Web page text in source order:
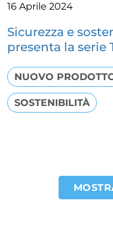
16 Aprile 2024
Sicurezza e
presenta la serie
NUOVO
SOSTENIBILITÀ
Paginazione